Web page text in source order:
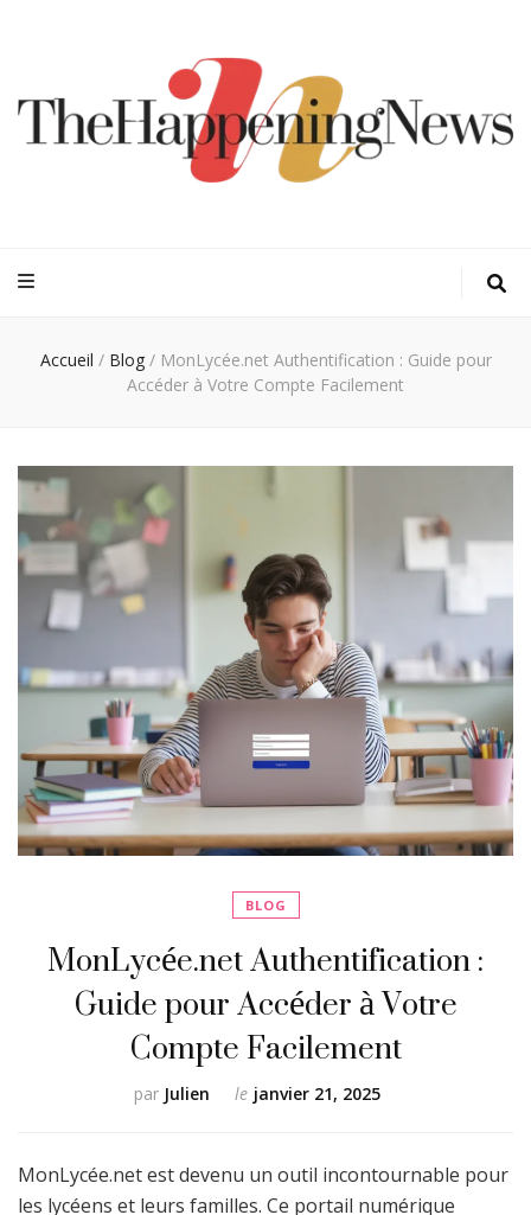
Accueil / Blog / MonLycée.net Authentification : Guide pour
Accéder à Votre Compte Facilement
BLOG
MonLycée.net Authentification :
Guide pour Accéder à Votre
Compte Facilement
par Julien le janvier 21, 2025
MonLycée.net est devenu un outil incontournable pour
les lycéens et leurs familles. Ce portail numérique